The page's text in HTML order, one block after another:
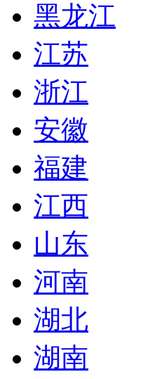
黑龙江
江苏
浙江
安徽
福建
江西
山东
河南
湖北
湖南